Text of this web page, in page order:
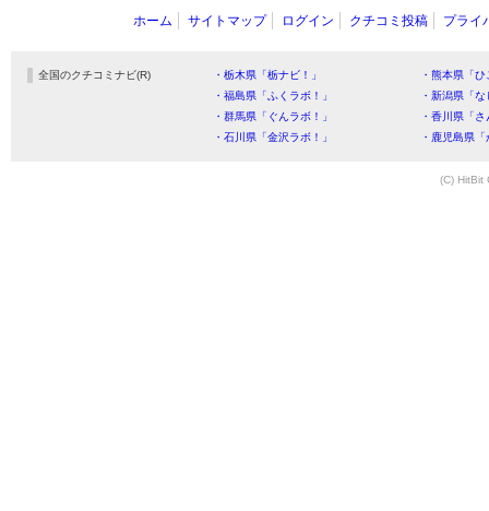
ホーム サイトマップ ログイン クチコミ投稿 プライ
全国のクチコミナビ(R) ・栃木県「栃ナビ！」
・熊本県「
・福島県「ふくラボ！」
・新潟県「
・群馬県「ぐんラボ！」
・香川県「
・石川県「金沢ラボ！」
・鹿児島県
(C) HitBit